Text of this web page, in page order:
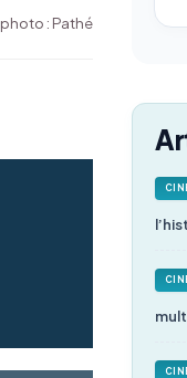
: Pathé